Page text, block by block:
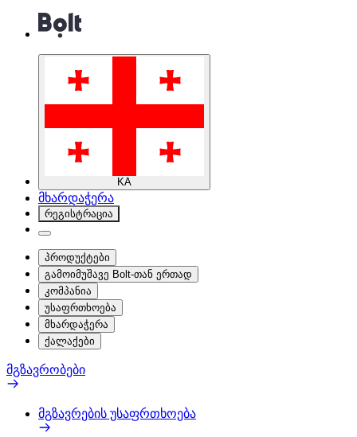
KA
მხარდაჭერა
რეგისტრაცია
პროდუქტები
გამოიმუშავე Bolt-თან ერთად
კომპანია
უსაფრთხოება
მხარდაჭერა
ქალაქები
მგზავრობები
მგზავრების უსაფრთხოება